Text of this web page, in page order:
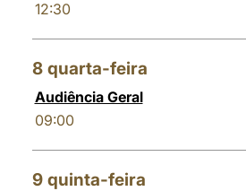
12:30
8 quarta-feira
Audiência Geral
09:00
9 quinta-feira